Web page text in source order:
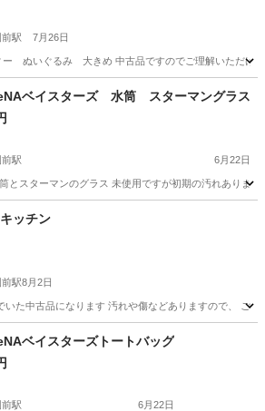
駅 7月26日
ぬいぐるみ 大きめ 中古品ですのでご理解いただける
園前駅 おもちゃ マイメロ
ベイスターズ 水筒 スターマングラス
駅 6月22日
とスターマンのグラス 未使用ですが初期の汚れありま
園前駅
ッチン
駅8月2日
いた中古品になります 汚れや傷などありますので、 ご
園前駅 キッズ用品 汚れ
ベイスターズトートバッグ
駅 6月22日